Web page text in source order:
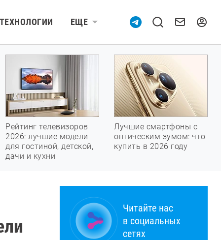
ТЕХНОЛОГИИ ЕЩЕ
Рейтинг телевизоров
2026: лучшие модели
для гостиной, детской,
дачи и кухни
Лучшие смартфоны с
оптическим зумом: что
купить в 2026 году
Читайте нас
в социальных
сетях